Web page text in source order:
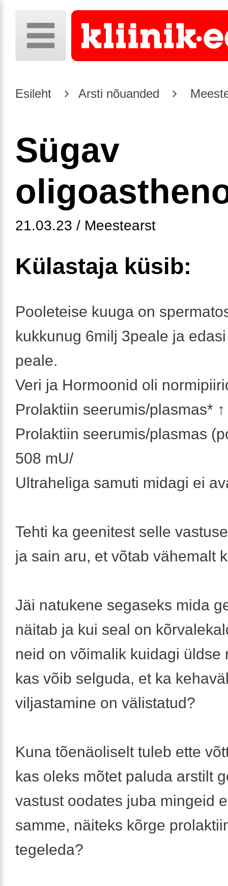
Esileht Arsti nõuanded
Sügav
21.03.23 / Meestearst
Külastaja küsib:
Pooleteise kuuga on
kukkunug 6milj 3peale ja
peale.
Veri ja Hormoonid oli
Prolaktiin seerumis/plasmas*
Prolaktiin seerumis/plasmas
508 mU/
Ultraheliga samuti midagi ei
Tehti ka geenitest selle
ja sain aru, et võtab vähemalt
Jäi natukene segaseks mida
näitab ja kui seal on
neid on võimalik kuidagi üldse
kas võib selguda, et ka
viljastamine on välistatud?
Kuna tõenäoliselt tuleb ette
kas oleks mõtet paluda arstilt
vastust oodates juba mingeid
samme, näiteks kõrge
tegeleda?